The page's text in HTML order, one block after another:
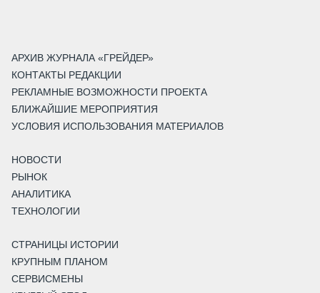
АРХИВ ЖУРНАЛА «ГРЕЙДЕР»
КОНТАКТЫ РЕДАКЦИИ
РЕКЛАМНЫЕ ВОЗМОЖНОСТИ ПРОЕКТА
БЛИЖАЙШИЕ МЕРОПРИЯТИЯ
УСЛОВИЯ ИСПОЛЬЗОВАНИЯ МАТЕРИАЛОВ
НОВОСТИ
РЫНОК
АНАЛИТИКА
ТЕХНОЛОГИИ
СТРАНИЦЫ ИСТОРИИ
КРУПНЫМ ПЛАНОМ
СЕРВИСМЕНЫ